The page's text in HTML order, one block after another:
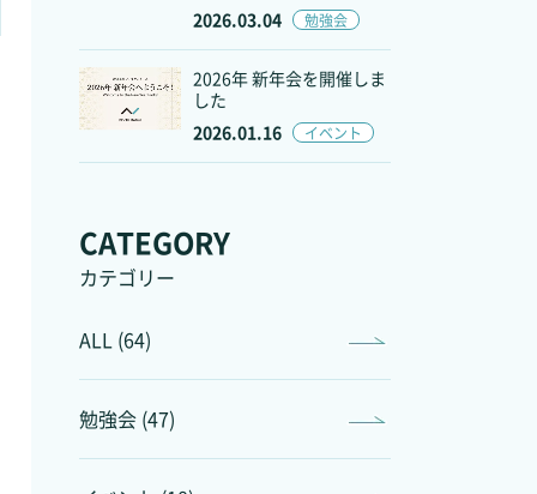
2026.03.04 勉強会
2026.01.16 イベント
2026年 新年会を開催しま
した
CATEGORY
カテゴリー
ALL (64)
勉強会 (47)